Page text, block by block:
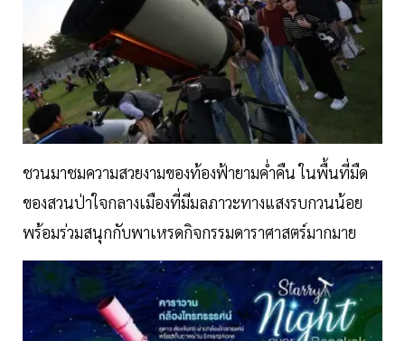
ชวนมาชมความสวยงามของท้องฟ้ายามค่ำคืน ในพื้นที่มืด
ของสวนป่าใจกลางเมืองที่มีมลภาวะทางแสงรบกวนน้อย
พร้อมร่วมสนุกกับพาเหรดกิจกรรมดาราศาสตร์มากมาย